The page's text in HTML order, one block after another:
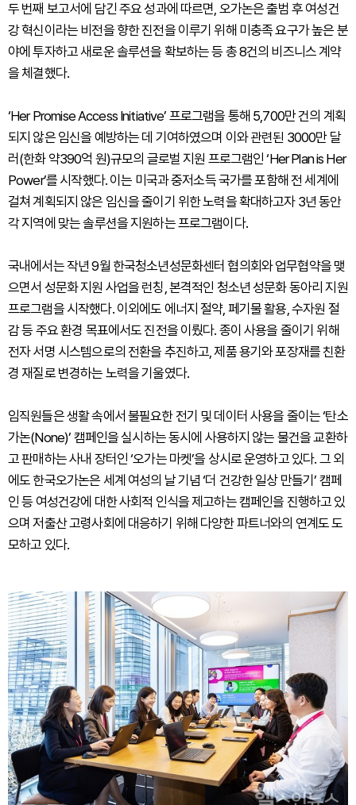
두 번째 보고서에 담긴 주요 성과에 따르면, 오가논은 출범 후 여성건
강 혁신이라는 비전을 향한 진전을 이루기 위해 미충족 요구가 높은 분
야에 투자하고 새로운 솔루션을 확보하는 등 총 8건의 비즈니스 계약
을 체결했다.
‘Her Promise Access Initiative’ 프로그램을 통해 5,700만 건의 계획
되지 않은 임신을 예방하는 데 기여하였으며 이와 관련된 3000만 달
러(한화 약390억 원)규모의 글로벌 지원 프로그램인 ‘Her Plan is Her
Power’를 시작했다. 이는 미국과 중저소득 국가를 포함해 전 세계에
걸쳐 계획되지 않은 임신을 줄이기 위한 노력을 확대하고자 3년 동안
각 지역에 맞는 솔루션을 지원하는 프로그램이다.
국내에서는 작년 9월 한국청소년성문화센터 협의회와 업무협약을 맺
으면서 성문화 지원 사업을 런칭, 본격적인 청소년 성문화 동아리 지원
프로그램을 시작했다. 이외에도 에너지 절약, 페기물 활용, 수자원 절
감 등 주요 환경 목표에서도 진전을 이뤘다. 종이 사용을 줄이기 위해
전자 서명 시스템으로의 전환을 추진하고, 제품 용기와 포장재를 친환
경 재질로 변경하는 노력을 기울였다.
임직원들은 생활 속에서 불필요한 전기 및 데이터 사용을 줄이는 ‘탄소
가논(None)’ 캠페인을 실시하는 동시에 사용하지 않는 물건을 교환하
고 판매하는 사내 장터인 ‘오가는 마켓’을 상시로 운영하고 있다. 그 외
에도 한국오가논은 세계 여성의 날 기념 ‘더 건강한 일상 만들기’ 캠페
인 등 여성건강에 대한 사회적 인식을 제고하는 캠페인을 진행하고 있
으며 저출산 고령사회에 대응하기 위해 다양한 파트너와의 연계도 도
모하고 있다.